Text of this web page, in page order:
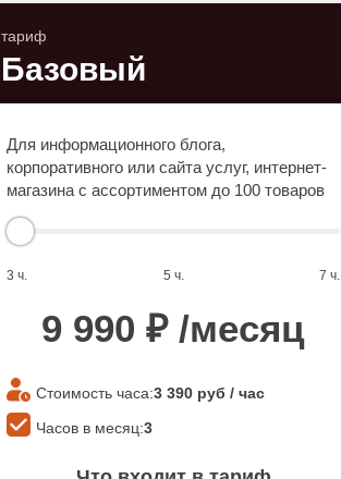
тариф
Базовый
Для информационного блога,
корпоративного или сайта услуг, интернет-
магазина с ассортиментом до 100 товаров
3 ч. 5 ч. 7 ч.
9 990 ₽ /месяц
Стоимость часа:3 390 руб / час
Часов в месяц:3